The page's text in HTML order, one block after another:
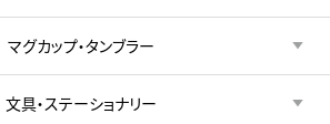
マグカップ・タンブラー
文具・ステーショナリー